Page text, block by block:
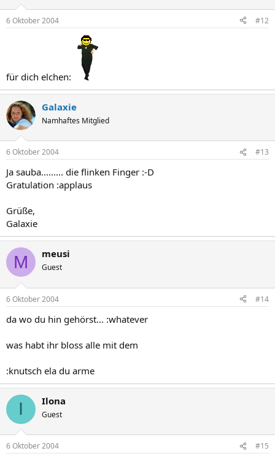
6 Oktober 2004 #12
für dich elchen:
Galaxie
Namhaftes Mitglied
6 Oktober 2004 #13
Ja sauba......... die flinken Finger :-D
Gratulation :applaus
Grüße,
Galaxie
M meusi
Guest
6 Oktober 2004 #14
da wo du hin gehörst... :whatever
was habt ihr bloss alle mit dem
:knutsch ela du arme
I Ilona
Guest
6 Oktober 2004 #15